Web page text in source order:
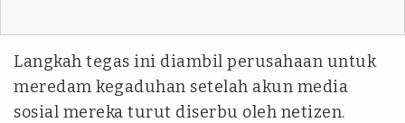
Langkah tegas ini diambil perusahaan untuk
meredam kegaduhan setelah akun media
sosial mereka turut diserbu oleh netizen.